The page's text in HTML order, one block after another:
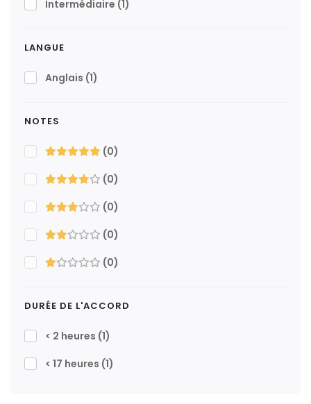
Intermédiaire (1)
LANGUE
Anglais (1)
NOTES
(0)
(0)
(0)
(0)
(0)
DURÉE DE L'ACCORD
< 2 heures (1)
< 17 heures (1)